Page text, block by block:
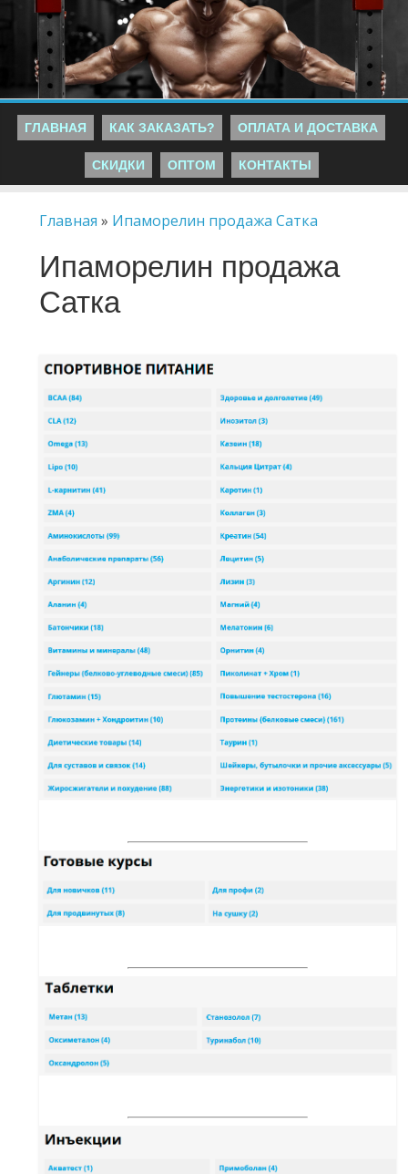
ГЛАВНАЯ КАК ЗАКАЗАТЬ? ОПЛАТА И ДОСТАВКА
СКИДКИ ОПТОМ КОНТАКТЫ
Главная » Ипаморелин продажа Сатка
Ипаморелин продажа
Сатка